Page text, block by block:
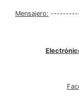
Mensajero: